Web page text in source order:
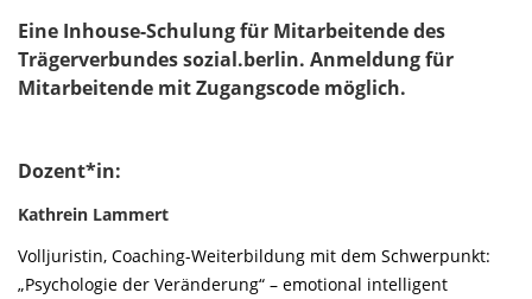
Eine Inhouse-Schulung für Mitarbeitende des
Trägerverbundes sozial.berlin. Anmeldung für
Mitarbeitende mit Zugangscode möglich.
Dozent*in:
Kathrein Lammert
Volljuristin, Coaching-Weiterbildung mit dem Schwerpunkt:
„Psychologie der Veränderung“ – emotional intelligent